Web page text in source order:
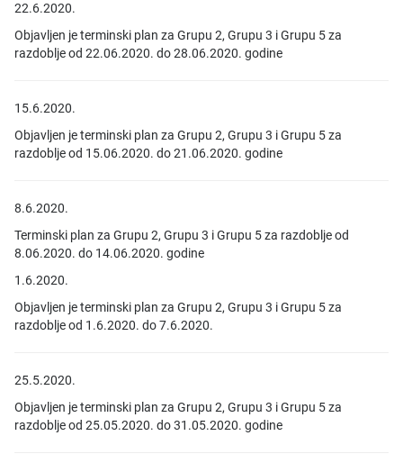
22.6.2020.
Objavljen je terminski plan za Grupu 2, Grupu 3 i Grupu 5 za
razdoblje od 22.06.2020. do 28.06.2020. godine
15.6.2020.
Objavljen je terminski plan za Grupu 2, Grupu 3 i Grupu 5 za
razdoblje od 15.06.2020. do 21.06.2020. godine
8.6.2020.
Terminski plan za Grupu 2, Grupu 3 i Grupu 5 za razdoblje od
8.06.2020. do 14.06.2020. godine
1.6.2020.
Objavljen je terminski plan za Grupu 2, Grupu 3 i Grupu 5 za
razdoblje od 1.6.2020. do 7.6.2020.
25.5.2020.
Objavljen je terminski plan za Grupu 2, Grupu 3 i Grupu 5 za
razdoblje od 25.05.2020. do 31.05.2020. godine